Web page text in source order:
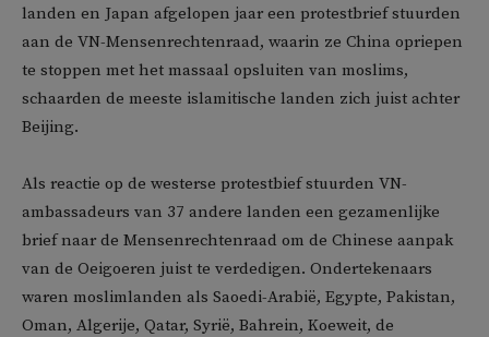
landen en Japan afgelopen jaar een protestbrief stuurden
aan de VN-Mensenrechtenraad, waarin ze China opriepen
te stoppen met het massaal opsluiten van moslims,
schaarden de meeste islamitische landen zich juist achter
Beijing.
Als reactie op de westerse protestbief stuurden VN-
ambassadeurs van 37 andere landen een gezamenlijke
brief naar de Mensenrechtenraad om de Chinese aanpak
van de Oeigoeren juist te verdedigen. Ondertekenaars
waren moslimlanden als Saoedi-Arabië, Egypte, Pakistan,
Oman, Algerije, Qatar, Syrië, Bahrein, Koeweit, de